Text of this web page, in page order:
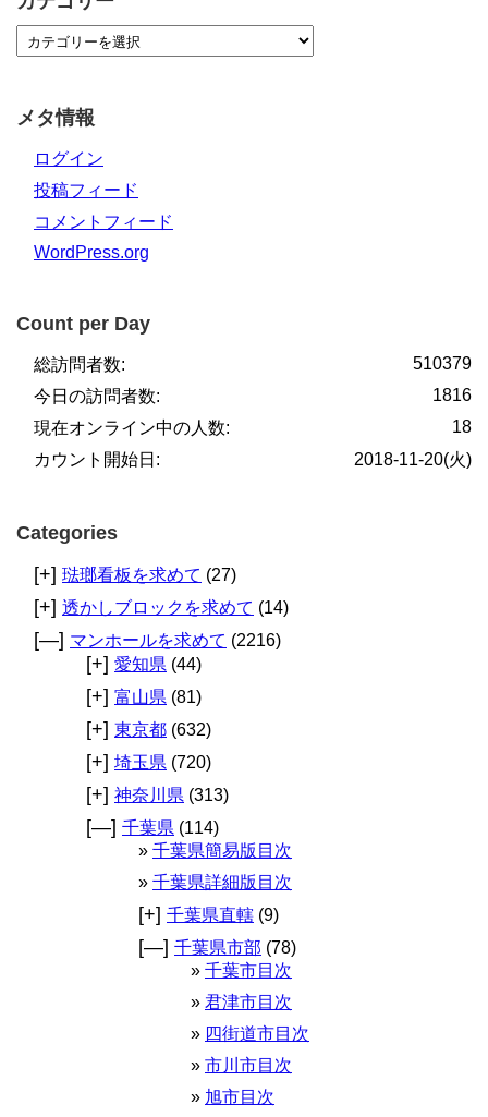
メタ情報
ログイン
投稿フィード
コメントフィード
WordPress.org
Count per Day
510379
総訪問者数:
1816
今日の訪問者数:
18
現在オンライン中の人数:
2018-11-20(火)
カウント開始日:
Categories
[+] 琺瑯看板を求めて (27)
[+] 透かしブロックを求めて (14)
[—] マンホールを求めて (2216)
[+] 愛知県 (44)
[+] 富山県 (81)
[+] 東京都 (632)
[+] 埼玉県 (720)
[+] 神奈川県 (313)
[—] 千葉県 (114)
千葉県簡易版目次
千葉県詳細版目次
[+] 千葉県直轄 (9)
[—] 千葉県市部 (78)
千葉市目次
君津市目次
四街道市目次
市川市目次
旭市目次